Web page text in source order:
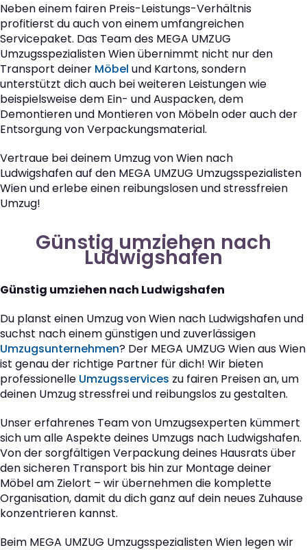
Neben einem fairen Preis-Leistungs-Verhältnis
profitierst du auch von einem umfangreichen
Servicepaket. Das Team des MEGA UMZUG
Umzugsspezialisten Wien übernimmt nicht nur den
Transport deiner Möbel und Kartons, sondern
unterstützt dich auch bei weiteren Leistungen wie
beispielsweise dem Ein- und Auspacken, dem
Demontieren und Montieren von Möbeln oder auch der
Entsorgung von Verpackungsmaterial.
Vertraue bei deinem Umzug von Wien nach
Ludwigshafen auf den MEGA UMZUG Umzugsspezialisten
Wien und erlebe einen reibungslosen und stressfreien
Umzug!
Günstig umziehen nach
Ludwigshafen
Günstig umziehen nach Ludwigshafen
Du planst einen Umzug von Wien nach Ludwigshafen und
suchst nach einem günstigen und zuverlässigen
Umzugsunternehmen? Der MEGA UMZUG Wien aus Wien
ist genau der richtige Partner für dich! Wir bieten
professionelle Umzugsservices zu fairen Preisen an, um
deinen Umzug stressfrei und reibungslos zu gestalten.
Unser erfahrenes Team von Umzugsexperten kümmert
sich um alle Aspekte deines Umzugs nach Ludwigshafen.
Von der sorgfältigen Verpackung deines Hausrats über
den sicheren Transport bis hin zur Montage deiner
Möbel am Zielort – wir übernehmen die komplette
Organisation, damit du dich ganz auf dein neues Zuhause
konzentrieren kannst.
Beim MEGA UMZUG Umzugsspezialisten Wien legen wir